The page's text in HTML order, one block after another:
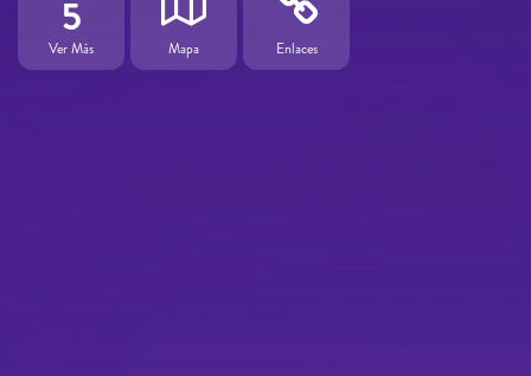
5
Ver Más Mapa Enlaces